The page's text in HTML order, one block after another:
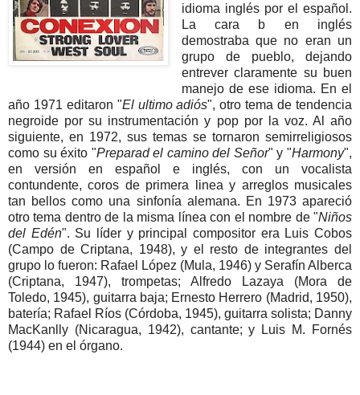
idioma inglés por el español.
La cara b en inglés
demostraba que no eran un
grupo de pueblo, dejando
entrever claramente su buen
manejo de ese idioma. En el
año 1971 editaron "El ultimo adiós", otro tema de tendencia
negroide por su instrumentación y pop por la voz. Al año
siguiente, en 1972, sus temas se tornaron semirreligiosos
como su éxito "Preparad el camino del Señor" y "Harmony",
en versión en español e inglés, con un vocalista
contundente, coros de primera linea y arreglos musicales
tan bellos como una sinfonía alemana. En 1973 apareció
otro tema dentro de la misma línea con el nombre de "Niños
del Edén". Su líder y principal compositor era Luis Cobos
(Campo de Criptana, 1948), y el resto de integrantes del
grupo lo fueron: Rafael López (Mula, 1946) y Serafín Alberca
(Criptana, 1947), trompetas; Alfredo Lazaya (Mora de
Toledo, 1945), guitarra baja; Ernesto Herrero (Madrid, 1950),
batería; Rafael Ríos (Córdoba, 1945), guitarra solista; Danny
MacKanlly (Nicaragua, 1942), cantante; y Luis M. Fornés
(1944) en el órgano.